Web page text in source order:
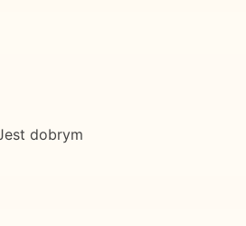
dobrym